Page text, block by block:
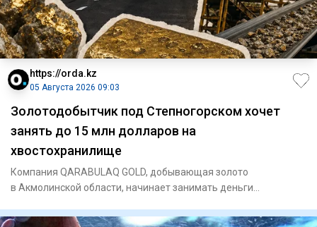
https://orda.kz
05 Августа 2026 09:03
Золотодобытчик под Степногорском хочет
занять до 15 млн долларов на
хвостохранилище
Компания QARABULAQ GOLD, добывающая золото
в Акмолинской области, начинает занимать деньги